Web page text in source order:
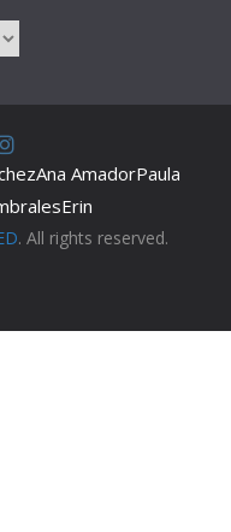
Ana AmadorPaula
Erin
. All rights reserved.